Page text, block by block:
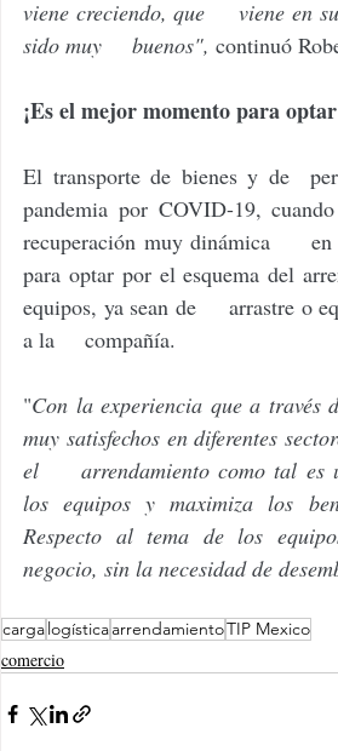
viene creciendo, que     viene en
sido muy     buenos", continuó
¡Es el mejor momento para
El transporte de bienes y de
pandemia por COVID-19,
recuperación muy dinámica
para optar por el esquema del
equipos, ya sean de     arrastre o
a la     compañía.
"Con la experiencia que a través
muy satisfechos en diferentes
el     arrendamiento como tal es
los equipos y maximiza los
Respecto al tema de los
negocio, sin la necesidad de
carga logísticaarrendamientoTIP Mexico
comercio